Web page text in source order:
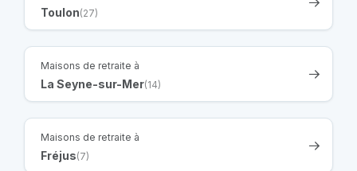
Toulon(27)
Maisons de retraite à
La Seyne-sur-Mer(14)
Maisons de retraite à
Fréjus(7)